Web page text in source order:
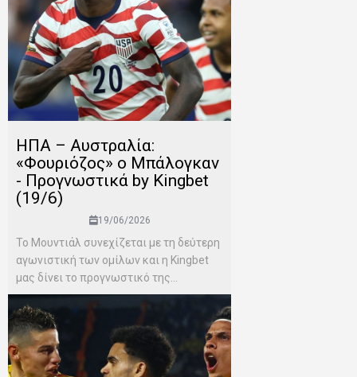
ΗΠΑ – Αυστραλία:
«Φουριόζος» ο Μπάλογκαν
- Προγνωστικά by Kingbet
(19/6)
19/06/2026
Το Μουντιάλ συνεχίζεται με τη δεύτερη
αγωνιστική των ομίλων και η Kingbet
μας δίνει το προγνωστικό της...